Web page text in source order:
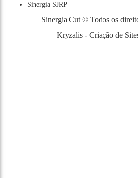
Sinergia SJRP
Sinergia Cut © Todos os
Kryzalis - Criação de